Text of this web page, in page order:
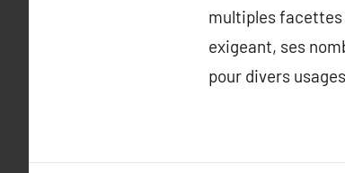
multiples facettes
exigeant, ses
pour divers